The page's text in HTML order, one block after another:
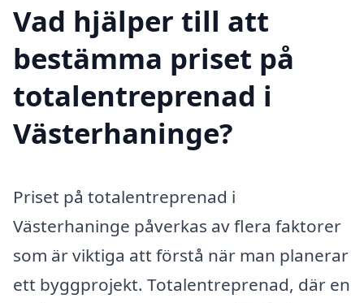
Vad hjälper till att
bestämma priset på
totalentreprenad i
Västerhaninge?
Priset på totalentreprenad i
Västerhaninge påverkas av flera faktorer
som är viktiga att förstå när man planerar
ett byggprojekt. Totalentreprenad, där en